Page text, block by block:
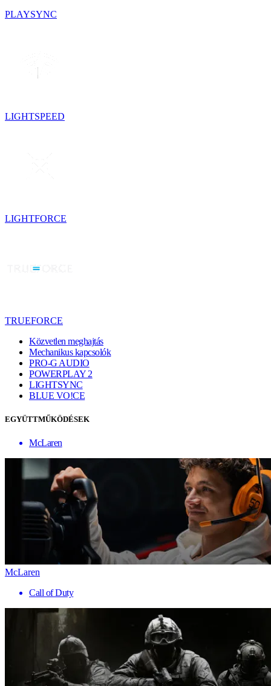
PLAYSYNC
LIGHTSPEED
LIGHTFORCE
TRUEFORCE
Közvetlen meghajtás
Mechanikus kapcsolók
PRO-G AUDIO
POWERPLAY 2
LIGHTSYNC
BLUE VO!CE
EGYÜTTMŰKÖDÉSEK
McLaren
McLaren
Call of Duty